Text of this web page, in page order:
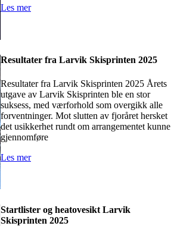
Les mer
Resultater fra Larvik Skisprinten 2025
Resultater fra Larvik Skisprinten 2025 Årets
utgave av Larvik Skisprinten ble en stor
suksess, med værforhold som overgikk alle
forventninger. Mot slutten av fjoråret hersket
det usikkerhet rundt om arrangementet kunne
gjennomføre
Les mer
Startlister og heatovesikt Larvik
Skisprinten 2025